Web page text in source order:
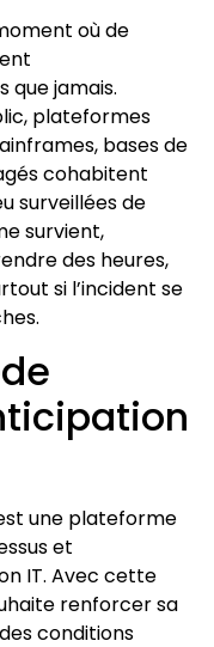
où de
que jamais.
plateformes
bases de
cohabitent
surveillées de
survient,
des heures,
si l’incident se
une plateforme
et
IT. Avec cette
renforcer sa
conditions